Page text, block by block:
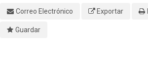
Correo Electrónico
Exportar
Guardar